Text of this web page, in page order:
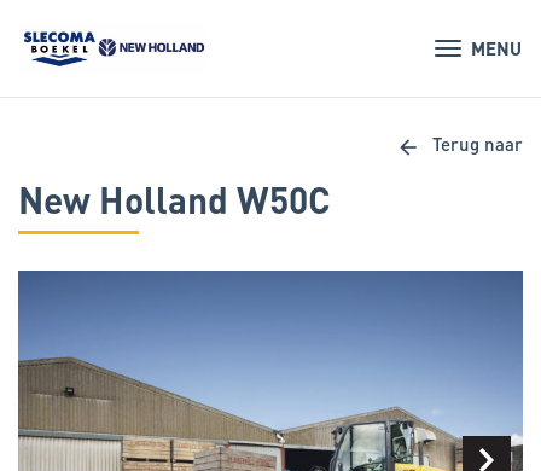
MENU
New Holland W50C
arrow_back Terug naar